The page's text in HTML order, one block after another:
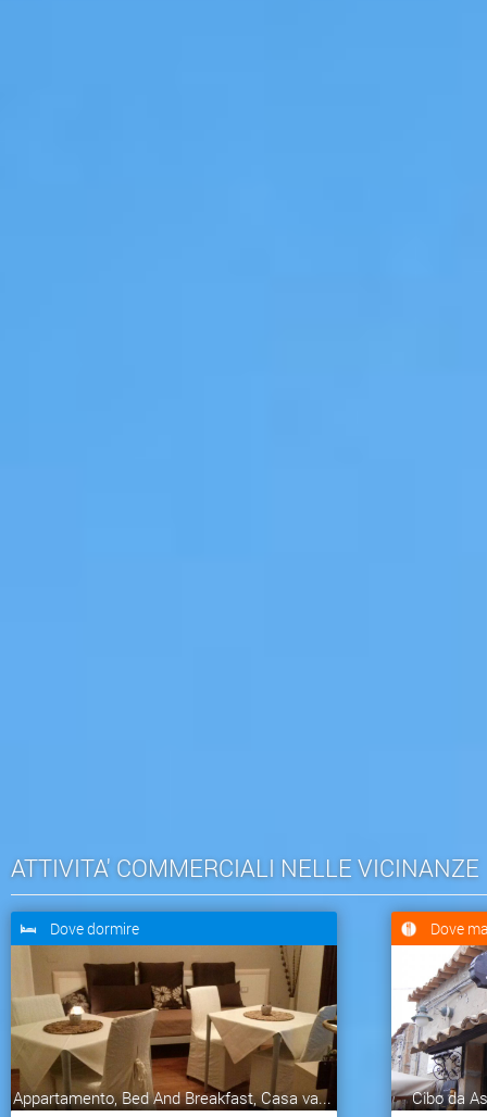
ATTIVITA' COMMERCIALI NELLE VICINANZE
Dove dormire
Appartamento, Bed And Breakfast, Casa va...
Dove
Cibo da